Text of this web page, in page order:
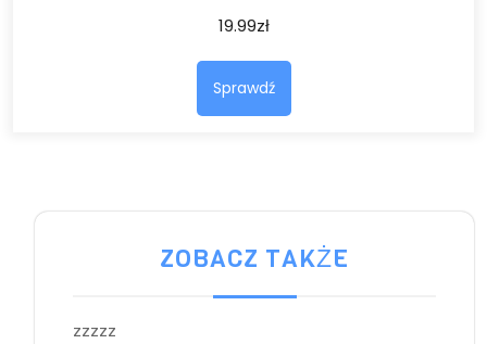
19.99zł
Sprawdź
ZOBACZ TAKŻE
zzzzz